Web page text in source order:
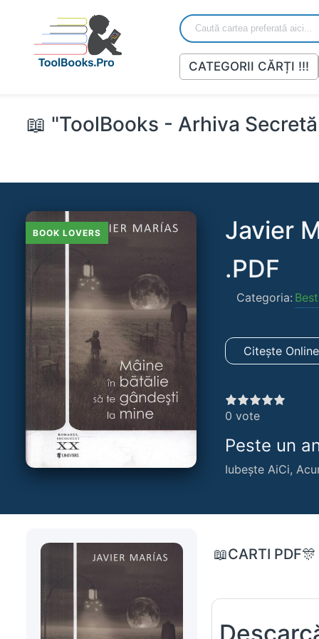
CATEGORII CĂRȚI !!!
📖 "ToolBooks - Arhiva
BOOK LOVERS
Javier
.PDF
Categoria:
Citește Online
0 vote
Peste un
Iubește AiCi,
📖CARTI
Descarcă cărți PDF online